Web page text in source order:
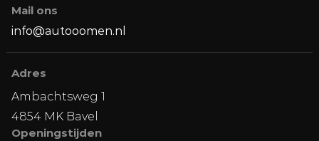
Mail ons
info@autooomen.nl
Adres
Ambachtsweg 1
4854 MK Bavel
Openingstijden